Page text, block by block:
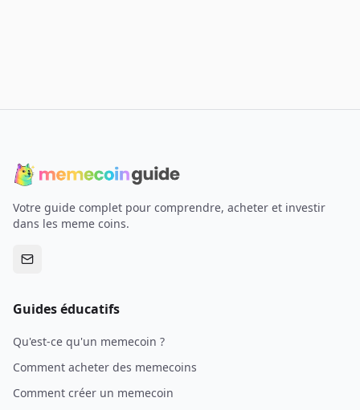
Votre guide complet pour comprendre, acheter et investir
dans les meme coins.
Guides éducatifs
Qu'est-ce qu'un memecoin ?
Comment acheter des memecoins
Comment créer un memecoin